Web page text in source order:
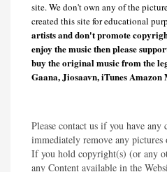
site. We don't own any of the
created this site for educational
artists and don't promote
enjoy the music then please
buy the original music from the
Gaana, Jiosaavn, iTunes Amazon
Please contact us if you have
immediately remove any pictures
If you hold copyright(s) (or any
any Content available in the